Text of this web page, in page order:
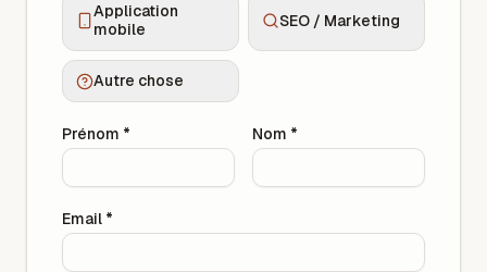
Application
mobile
SEO / Marketing
Autre chose
Prénom * Nom *
Email *